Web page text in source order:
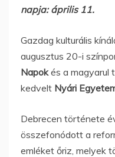
napja: április 11.
Gazdag kulturális
augusztus 20-i
Napokés a magyarul
kedvelt Nyári
Debrecen története
összefonódott a
emléket őriz, melyek